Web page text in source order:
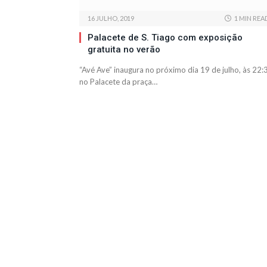
16 JULHO, 2019 1 MIN
Palacete de S. Tiago com exposição
gratuita no verão
“Avé Ave” inaugura no próximo dia 19 de julho, às
no Palacete da praça…